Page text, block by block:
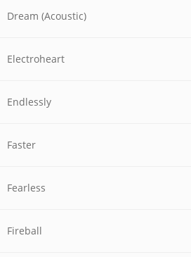
Dream (Acoustic)
Electroheart
Endlessly
Faster
Fearless
Fireball